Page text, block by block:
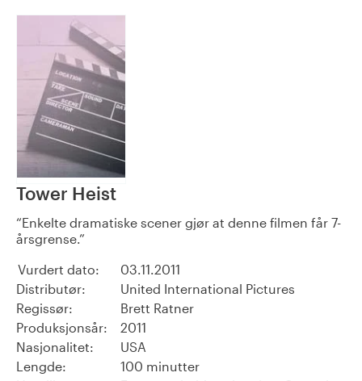
Tower Heist
Enkelte dramatiske scener gjør at denne filmen får 7-
årsgrense.
Vurdert dato:
03.11.2011
Distributør:
United International Pictures
Regissør:
Brett Ratner
Produksjonsår:
2011
Nasjonalitet:
USA
Lengde:
100 minutter